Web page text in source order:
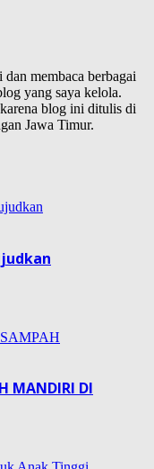
membaca berbagai
yang saya kelola.
blog ini ditulis di
Jawa Timur.
MANDIRI DI